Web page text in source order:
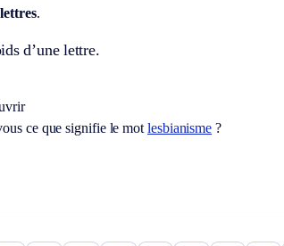
.
d’une lettre.
ce que signifie le motlesbianisme ?